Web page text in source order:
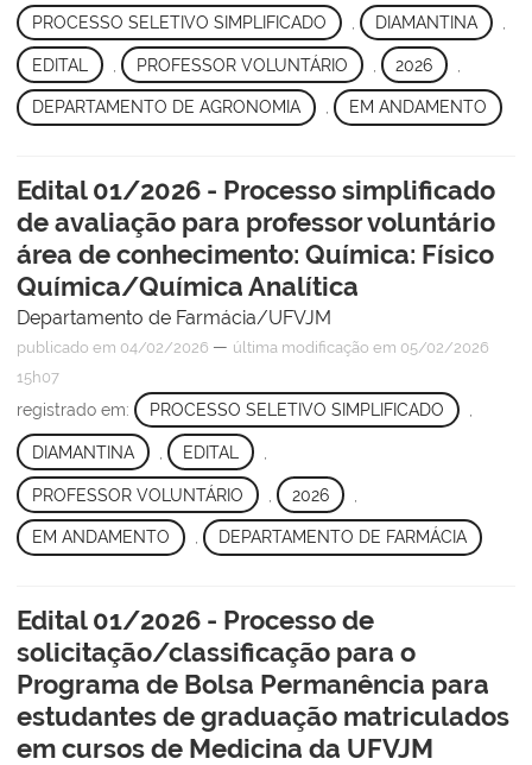
PROCESSO SELETIVO SIMPLIFICADO
DIAMANTINA
EDITAL PROFESSOR VOLUNTÁRIO 2026
DEPARTAMENTO DE AGRONOMIA , EM ANDAMENTO
Edital 01/2026 - Processo simplificado
de avaliação para professor voluntário
área de conhecimento: Química: Físico
Química/Química Analítica
Departamento de Farmácia/UFVJM
publicado em 04/02/2026 — última modificação em 05/02/2026
15h07
registrado em: PROCESSO SELETIVO SIMPLIFICADO
DIAMANTINA EDITAL
PROFESSOR VOLUNTÁRIO 2026
EM ANDAMENTO , DEPARTAMENTO DE FARMÁCIA
Edital 01/2026 - Processo de
solicitação/classificação para o
Programa de Bolsa Permanência para
estudantes de graduação matriculados
em cursos de Medicina da UFVJM